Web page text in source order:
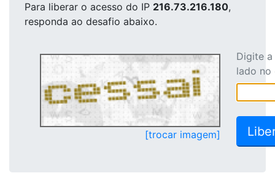
Para liberar o acesso do IP 216.73.216.180,
responda ao desafio abaixo.
[trocar imagem]
Digite
lado no